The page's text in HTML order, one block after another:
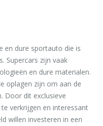
en dure sportauto die is
Supercars zijn vaak
en dure materialen.
oplagen zijn om aan de
Door dit exclusieve
verkrijgen en interessant
willen investeren in een